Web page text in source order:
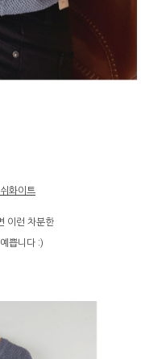
화이트
이런 차분한
쁩니다 :)